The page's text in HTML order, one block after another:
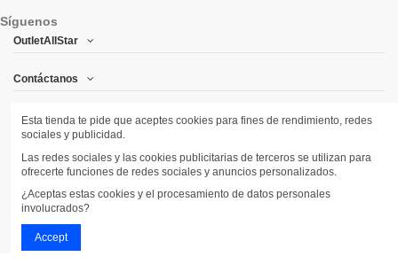
Síguenos
OutletAllStar
Contáctanos
Síguenos
Newsletter
Esta tienda te pide que aceptes cookies para fines de rendimiento, redes
sociales y publicidad.
Las redes sociales y las cookies publicitarias de terceros se utilizan para
ofrecerte funciones de redes sociales y anuncios personalizados.
¿Aceptas estas cookies y el procesamiento de datos personales
involucrados?
Accept